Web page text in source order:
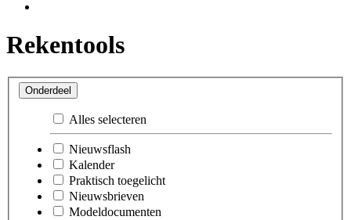
Rekentools
Onderdeel
Alles selecteren
Nieuwsflash
Kalender
Praktisch toegelicht
Nieuwsbrieven
Modeldocumenten